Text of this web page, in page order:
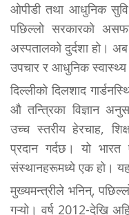
ओपीडी तथा आधुनिक
पछिल्लो सरकारको
अस्पतालको दुर्दशा हो।
उपचार र आधुनिक
दिल्लीको दिलशाद
औ तन्त्रिका विज्ञान
उच्च स्तरीय हेरचाह,
प्रदान गर्दछ। यो
संस्थानहरूमध्ये एक हो।
मुख्यमन्त्रीले भनिन्,
गऱ्यो। वर्ष 2012-देखि